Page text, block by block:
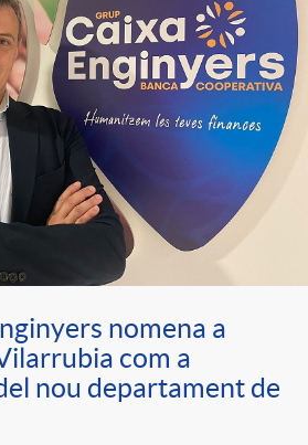
nomena a
com a
nou departament de